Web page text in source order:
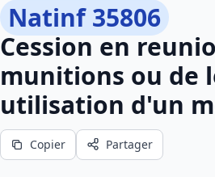
Natinf 35806
Cession en
munitions ou de
utilisation d'un
Copier Partager